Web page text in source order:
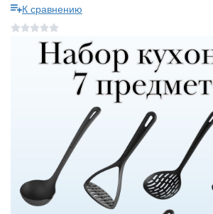
К сравнению